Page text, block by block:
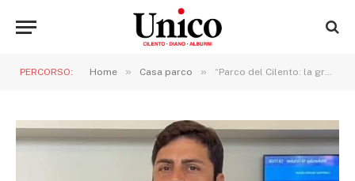
PERCORSO: Home » Casa parco » “Parco del Cilento: la grande incompiuta. Promemoria per un rilancio non più rinviabile”